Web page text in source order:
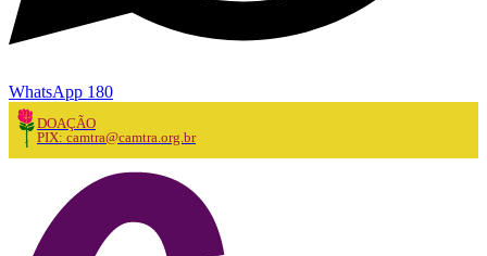
WhatsApp 180
DOAÇÃO
PIX: camtra@camtra.org.br